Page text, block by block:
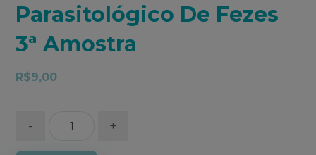
Parasitológico De Fezes
3ª Amostra
R$9,00
- +